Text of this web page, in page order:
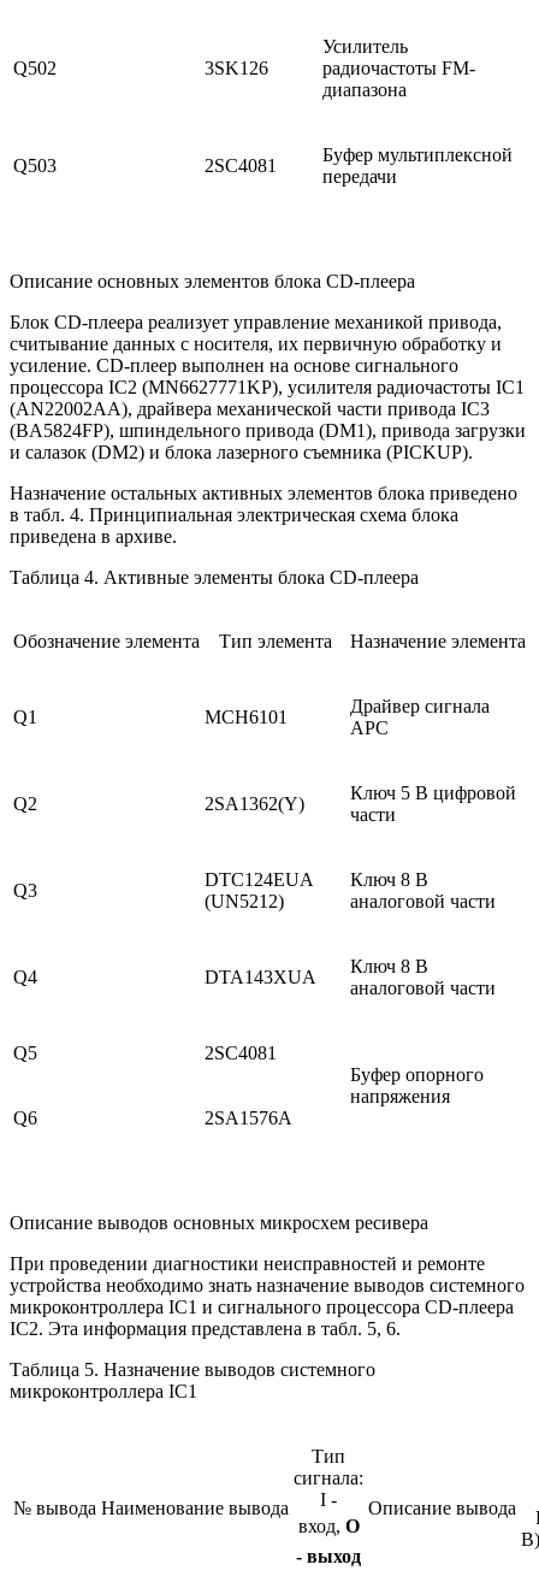
Q502 3SK126
Усилитель
радиочастоты FM-
диапазона
Q503 2SC4081
Буфер мультиплексной
передачи
Описание основных элементов блока CD-плеера
Блок CD-плеера реализует управление механикой привода,
считывание данных с носителя, их первичную обработку и
усиление. CD-плеер выполнен на основе сигнального
процессора IC2 (MN6627771KP), усилителя радиочастоты IC1
(AN22002AA), драйвера механической части привода IC3
(BA5824FP), шпиндельного привода (DM1), привода загрузки
и салазок (DM2) и блока лазерного съемника (PICKUP).
Назначение остальных активных элементов блока приведено
в табл. 4. Принципиальная электрическая схема блока
приведена в архиве.
Таблица 4. Активные элементы блока CD-плеера
Обозначение элемента Тип элемента Назначение элемента
Q1 MCH6101
Драйвер сигнала
APC
Q2 2SA1362(Y)
Ключ 5 В цифровой
части
Q3
DTC124EUA
(UN5212)
Ключ 8 В
аналоговой части
Q4 DTA143XUA
Ключ 8 В
аналоговой части
Q5
2SC4081
Буфер опорного
напряжения
Q6
2SA1576A
Описание выводов основных микросхем ресивера
При проведении диагностики неисправностей и ремонте
устройства необходимо знать назначение выводов системного
микроконтроллера IC1 и сигнального процессора CD-плеера
IC2. Эта информация представлена в табл. 5, 6.
Таблица 5. Назначение выводов системного
микроконтроллера IC1
№ вывода Наименование вывода
Тип
сигнала:
I -
вход, О
- выход
Описание вывода